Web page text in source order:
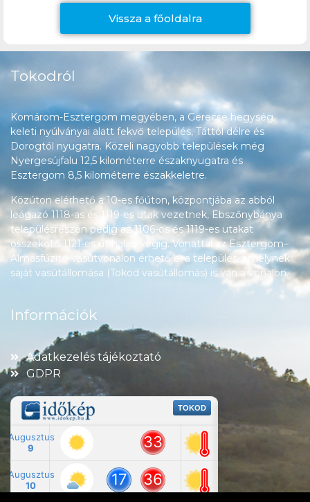
Vissza a főoldalra
Tokodról
Komárom-Esztergom megyében, a Gerecse hegység
keleti nyúlványai alatt fekvő település, Táttól délre és
Dorogtól nyugatra. Közeli nagyobb települések még
Nyergesújfalu 12,5 kilométerre északnyugatra és
Esztergom 8,5 kilométerre északkeletre.
Közúton elérhető a 10-es főúton, központjába az abból
leágazó 1118-as és 1119-es utak vezetnek, Ebszőnybánya
településrészén pedig az 1106-os és 1119-es utakat
összekötő 1121-es út halad végig. Vonattal az Esztergom–
Almásfüzitő-vasútvonalon érhető el a település, amelynek
saját vasútállomása (Tokod vasútállomás) is van a vonalon.
Információk
Adatkezelés tájékoztató
GDPR